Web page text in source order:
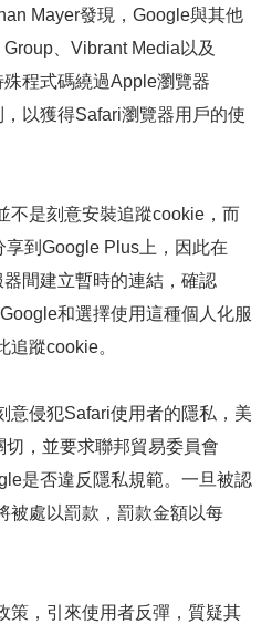
Mayer發現， Google與其他
Group、 Vibrant Media 以及
殊程式碼繞過Apple瀏覽器
，以獲得Safari瀏覽器用戶的使
不是刻意安裝追蹤cookie，而
到 Google Plus上，因此在
器間建立暫時的連結，確認
Google和選擇使用這種個人化服
追蹤cookie。
意侵犯Safari使用者的隱私，美
，並要求聯邦貿易委員會
是否違反隱私規範。一旦被認
被處以罰款，罰款金額以每
策，引來使用者反彈，質疑其